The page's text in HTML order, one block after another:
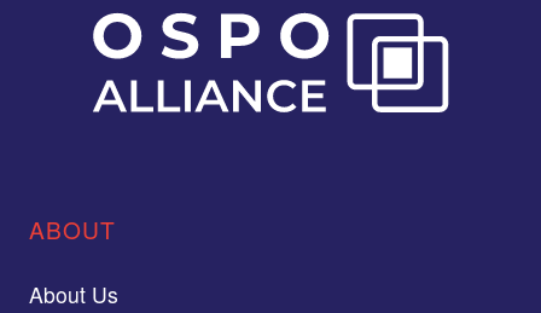
ABOUT
About Us